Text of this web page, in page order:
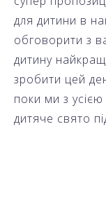
для дитини в
обговорити з
дитину
зробити цей
поки ми з
дитяче свято